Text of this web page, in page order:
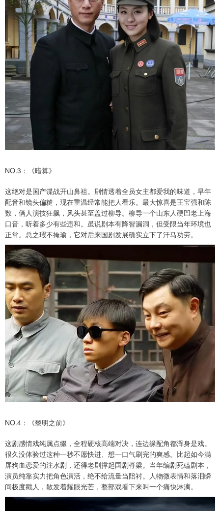
NO.3：《暗算》
这绝对是国产谍战开山鼻祖。剧情透着全员女主都爱我的味道，早年
配音和镜头偏糙，现在重温经常能把人看乐。最大惊喜是王宝强和陈
数，俩人演技狂飙，风头甚至盖过柳导。柳导一个山东人硬凹老上海
口音，听着多少有些违和。虽说剧本有降智漏洞，但受限当年环境也
正常。总之瑕不掩瑜，它对后来国剧发展确实立下了汗马功劳。
NO.4：《黎明之前》
这剧感情戏纯属点缀，全程硬核高端对决，连边缘配角都浑身是戏。
很久没体验过这种一秒不愿快进、想一口气刷完的爽感。比起如今满
屏狗血恋爱的注水剧，还得老剧撑起国剧脊梁。当年编剧死磕剧本，
演员纯靠实力把角色演活，绝不给流量当陪衬。人物微表情和落泪瞬
间极度戳人，散发着耀眼光芒，整部戏看下来叫一个痛快淋漓。